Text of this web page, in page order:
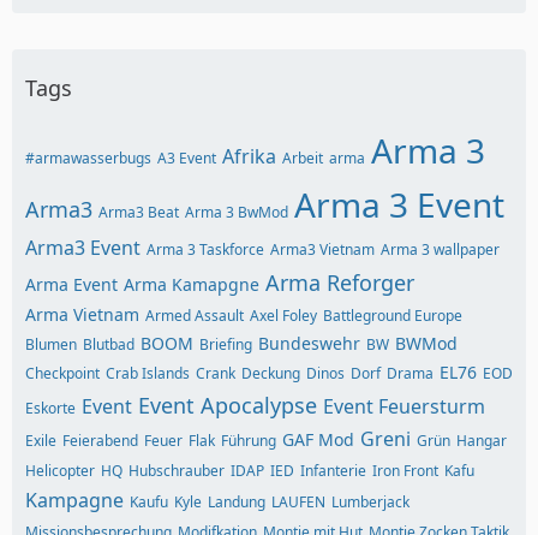
Tags
#armawasserbugs A3 Event Afrika Arbeit arma Arma 3
Arma3 Arma3 Beat Arma 3 BwMod Arma 3 Event
Arma3 Event Arma 3 Taskforce Arma3 Vietnam Arma 3 wallpaper
Arma Event Arma Kamapgne Arma Reforger
Arma Vietnam Armed Assault Axel Foley Battleground Europe
Blumen Blutbad BOOM Briefing Bundeswehr BW BWMod
Checkpoint Crab Islands Crank Deckung Dinos Dorf Drama EL76 EOD
Eskorte Event Event Apocalypse Event Feuersturm
Exile Feierabend Feuer Flak Führung GAF Mod Greni Grün Hangar
Helicopter HQ Hubschrauber IDAP IED Infanterie Iron Front Kafu
Kampagne Kaufu Kyle Landung LAUFEN Lumberjack